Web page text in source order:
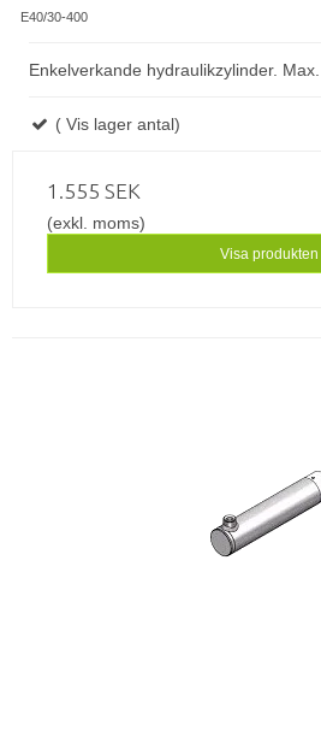
E40/30-400
Enkelverkande hydraulikzylinder.
( Vis lager antal)
1.555 SEK
(exkl. moms)
Visa produkten